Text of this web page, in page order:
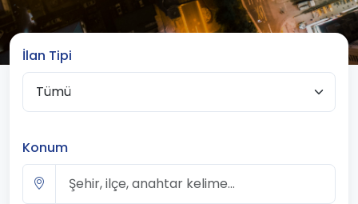
İlan Tipi
Konum